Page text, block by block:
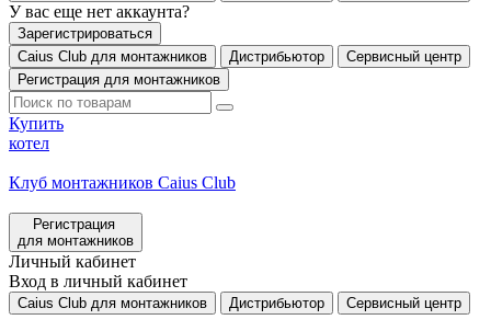
У вас еще нет аккаунта?
Зарегистрироваться
Caius Club для монтажников
Дистрибьютор
Сервисный центр
Регистрация для монтажников
Купить
котел
Клуб монтажников Caius Club
Регистрация
для монтажников
Личный кабинет
Вход в личный кабинет
Caius Club для монтажников Дистрибьютор Сервисный центр